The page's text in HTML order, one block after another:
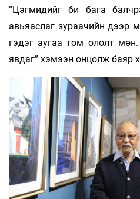
“Цэгмидийг би бага
авьяаслаг зураачийн дээр
гэдэг аугаа том ололт
явдаг” хэмээн онцолж баяр